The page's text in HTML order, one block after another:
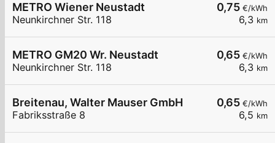
0,75 €/kWh
6,3 km
METRO Wiener Neustadt
Neunkirchner Str. 118
0,65 €/kWh
6,3 km
METRO GM20 Wr. Neustadt
Neunkirchner Str. 118
0,65 €/kWh
6,5 km
Breitenau, Walter Mauser GmbH
Fabriksstraße 8